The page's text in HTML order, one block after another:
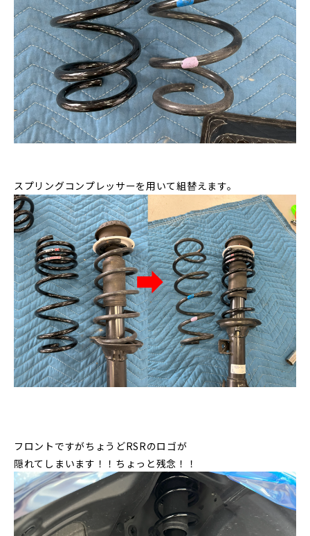
スプリングコンプレッサーを用いて組替えます。
フロントですがちょうどRSRのロゴが
隠れてしまいます！！ちょっと残念！！